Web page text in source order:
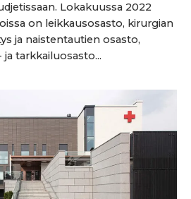
Lokakuussa 2022
on leikkausosasto, kirurgian
ja naistentautien osasto,
tarkkailuosasto...